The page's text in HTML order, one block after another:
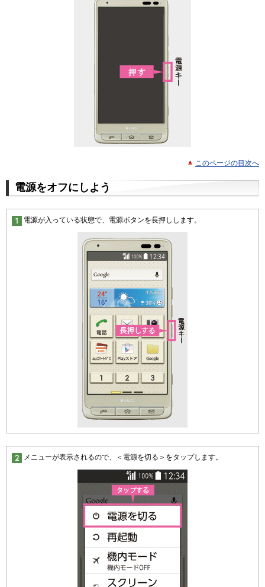
このページの目次へ
電源をオフにしよう
電源が入っている状態で、電源ボタンを長押しします。
メニューが表示されるので、＜電源を切る＞をタップします。